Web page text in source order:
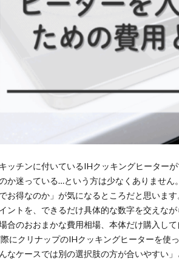
ッチンに付いているIHクッキングヒーター
か迷っている…という方は少なくありませ
お得なのか」が気になるところだと思いま
ントを、できるだけ具体的な数字を交えな
合のおおまかな費用相場、本体だけ購入し
にクリナップのIHクッキングヒーターを
なケースでは別の選択肢の方が合いやすい